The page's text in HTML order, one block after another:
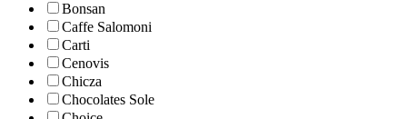
Bonsan
Caffe Salomoni
Carti
Cenovis
Chicza
Chocolates Sole